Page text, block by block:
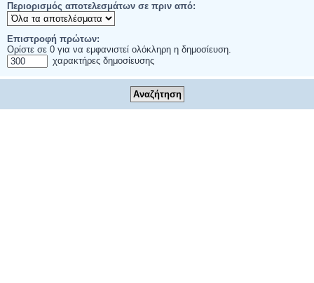
Περιορισμός αποτελεσμάτων σε πριν από:
Επιστροφή πρώτων:
Ορίστε σε 0 για να εμφανιστεί ολόκληρη η δημοσίευση.
χαρακτήρες δημοσίευσης